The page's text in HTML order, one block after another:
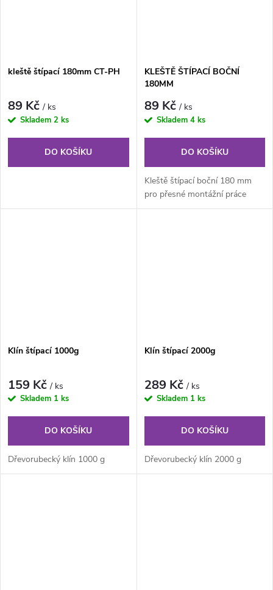
kleště štípací 180mm CT-PH
89 Kč/ ks
Skladem 2 ks
DO KOŠÍKU
KLEŠTĚ ŠTÍPACÍ BOČNÍ
180MM
89 Kč/ ks
Skladem 4 ks
DO KOŠÍKU
Kleště štípací boční 180 mm
pro přesné montážní práce
Klín štípací 1000g
159 Kč/ ks
Skladem 1 ks
DO KOŠÍKU
Dřevorubecký klín 1000 g
Klín štípací 2000g
289 Kč/ ks
Skladem 1 ks
DO KOŠÍKU
Dřevorubecký klín 2000 g